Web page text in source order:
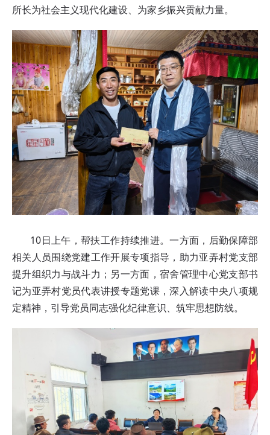
所长为社会主义现代化建设、为家乡振兴贡献力量。
10日上午，帮扶工作持续推进。一方面，后勤保障部
相关人员围绕党建工作开展专项指导，助力亚弄村党支部
提升组织力与战斗力；另一方面，宿舍管理中心党支部书
记为亚弄村党员代表讲授专题党课，深入解读中央八项规
定精神，引导党员同志强化纪律意识、筑牢思想防线。